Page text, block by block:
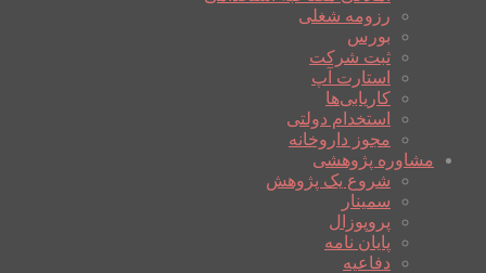
رزومه شغلی
بورس
ثبت شرکت
استارت آپ
کاریابی‌ها
استخدام دولتی
مجوز داروخانه
مشاوره پژوهشی
شروع یک پژوهش
سمینار
پروپوزال
پایان نامه
دفاعیه